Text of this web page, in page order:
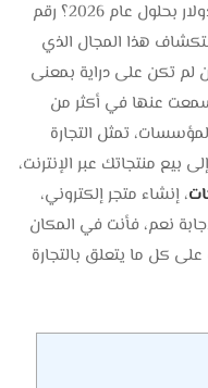
التجارة الإلكترونية سوف تبلغ 200 مليار دولار بحلول عام 2026؟ رقم
هذا المجال الذي
لم تكن على دراية بمعنى
سمعت عنها في أكثر من
تمثل التجارة
بيع منتجاتك عبر الإنترنت،
، إنشاء متجر إلكتروني،
نعم، فأنت في المكان
كل ما يتعلق بالتجارة